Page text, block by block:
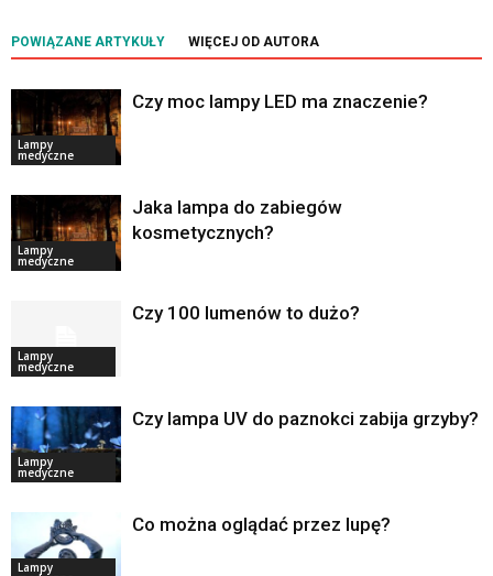
POWIĄZANE ARTYKUŁY WIĘCEJ OD AUTORA
Lampy
medyczne
Czy moc lampy LED ma znaczenie?
Lampy
medyczne
Jaka lampa do zabiegów
kosmetycznych?
Lampy
medyczne
Czy 100 lumenów to dużo?
Lampy
medyczne
Czy lampa UV do paznokci zabija grzyby?
Lampy
Co można oglądać przez lupę?